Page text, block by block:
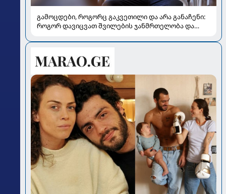
გამოცდები, როგორც გაკვეთილი და არა განაჩენი:
როგორ დავიცვათ შვილების ჯანმრთელობა და